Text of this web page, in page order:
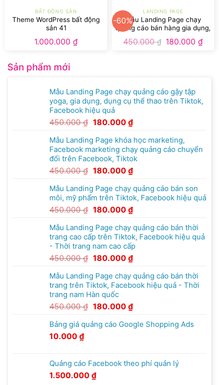
BẤT ĐỘNG SẢN
Theme WordPress bất động
sản 41
1.000.000 ₫
-60%
LANDING PAGE
Mẫu Landing Page chạy
quảng cáo bán hàng gia dụng,
Facebook hiệu quả
450.000₫ 180.000 ₫
Sản phẩm mới
Mẫu Landing Page chạy quảng cáo gậy tập
yoga, gia dụng, dụng cụ thể thao trên Tiktok,
Facebook hiệu quả
450.000₫ 180.000 ₫
Mẫu Landing Page khóa học marketing,
Facebook marketing chạy quảng cáo chuyển
đổi trên Facebook, Tiktok
450.000₫ 180.000 ₫
Mẫu Landing Page chạy quảng cáo bán son
môi, mỹ phẩm trên Tiktok, Facebook hiệu quả
450.000₫ 180.000 ₫
Mẫu Landing Page chạy quảng cáo bán thời
trang cao cấp trên Tiktok, Facebook hiệu quả
- Thời trang nam cao cấp
450.000₫ 180.000 ₫
Mẫu Landing Page chạy quảng cáo bán thời
trang trên Tiktok, Facebook hiệu quả - Thời
trang nam Hàn quốc
450.000₫ 180.000 ₫
Bảng giá quảng cáo Google Shopping Ads
10.000 ₫
Quảng cáo Facebook theo phí quản lý
1.500.000 ₫